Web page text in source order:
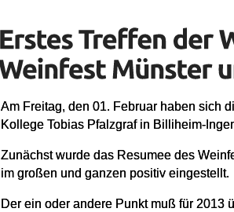
Am Freitag, den 01. Februar haben sich
Kollege Tobias Pfalzgraf in Billiheim-
Zunächst wurde das Resumee des
im großen und ganzen positiv eingestellt.
Der ein oder andere Punkt muß für 2013